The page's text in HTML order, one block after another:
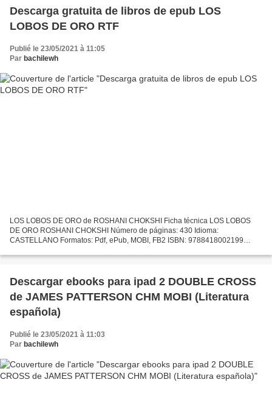
Descarga gratuita de libros de epub LOS
LOBOS DE ORO RTF
Publié le 23/05/2021 à 11:05
Par bachilewh
LOS LOBOS DE ORO de ROSHANI CHOKSHI Ficha técnica LOS LOBOS
DE ORO ROSHANI CHOKSHI Número de páginas: 430 Idioma:
CASTELLANO Formatos: Pdf, ePub, MOBI, FB2 ISBN: 9788418002199
gratuita...
Descargar ebooks para ipad 2 DOUBLE CROSS
de JAMES PATTERSON CHM MOBI (Literatura
española)
Publié le 23/05/2021 à 11:03
Par bachilewh